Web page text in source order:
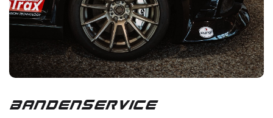
VERKOCHT
VACATURE
MOTORSPORT EVENT
Bandenservice